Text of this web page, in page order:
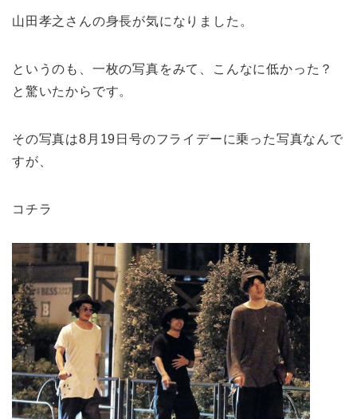
山田孝之さんの身長が気になりました。
というのも、一枚の写真をみて、こんなに低かった？
と驚いたからです。
その写真は8月19日号のフライデーに乗った写真なんで
すが、
コチラ